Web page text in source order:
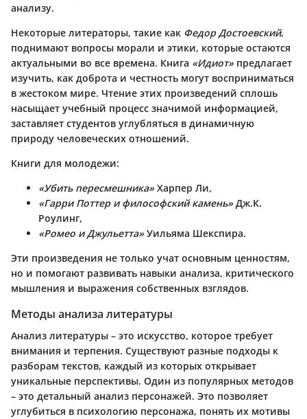
анализу.
Некоторые литераторы, такие как Федор Достоевский,
поднимают вопросы морали и этики, которые остаются
актуальными во все времена. Книга «Идиот» предлагает
изучить, как доброта и честность могут восприниматься
в жестоком мире. Чтение этих произведений сплошь
насыщает учебный процесс значимой информацией,
заставляет студентов углубляться в динамичную
природу человеческих отношений.
Книги для молодежи:
«Убить пересмешника» Харпер Ли,
«Гарри Поттер и философский камень» Дж.К.
Роулинг,
«Ромео и Джульетта» Уильяма Шекспира.
Эти произведения не только учат основным ценностям,
но и помогают развивать навыки анализа, критического
мышления и выражения собственных взглядов.
Методы анализа литературы
Анализ литературы – это искусство, которое требует
внимания и терпения. Существуют разные подходы к
разборам текстов, каждый из которых открывает
уникальные перспективы. Один из популярных методов
– это детальный анализ персонажей. Это позволяет
углубиться в психологию персонажа, понять их мотивы